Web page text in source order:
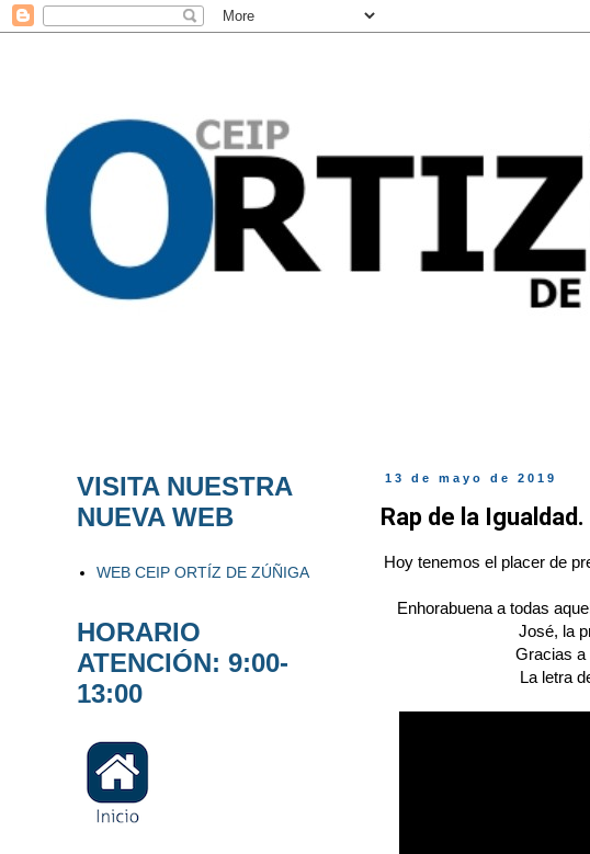
13 de mayo de 2019
Rap de la Igualdad.
Hoy tenemos el placer de
Enhorabuena a todas
José, la
Gracias a
La letra
VISITA NUESTRA
NUEVA WEB
WEB CEIP ORTÍZ DE ZÚÑIGA
HORARIO
ATENCIÓN: 9:00-
13:00